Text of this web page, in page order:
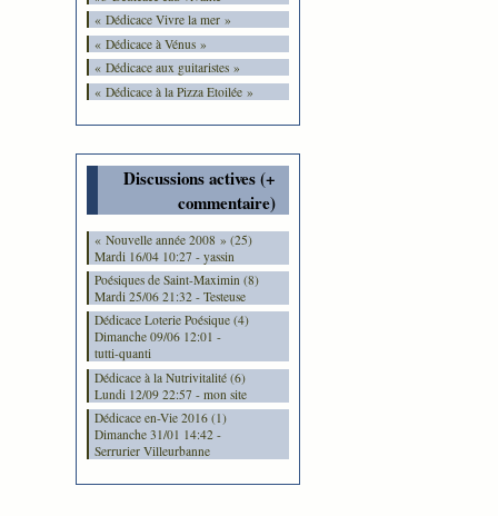
« Dédicace Vivre la mer »
« Dédicace à Vénus »
« Dédicace aux guitaristes »
« Dédicace à la Pizza Etoilée »
Discussions actives (+
commentaire)
« Nouvelle année 2008 » (25)
Mardi 16/04 10:27 - yassin
Poésiques de Saint-Maximin (8)
Mardi 25/06 21:32 - Testeuse
Dédicace Loterie Poésique (4)
Dimanche 09/06 12:01 -
tutti-quanti
Dédicace à la Nutrivitalité (6)
Lundi 12/09 22:57 - mon site
Dédicace en-Vie 2016 (1)
Dimanche 31/01 14:42 -
Serrurier Villeurbanne